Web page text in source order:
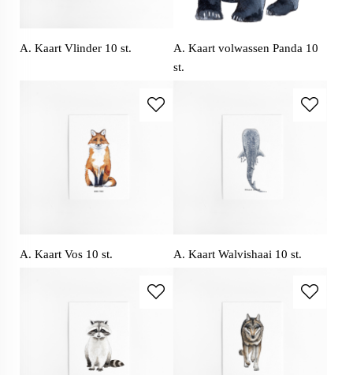
A. Kaart Vlinder 10 st.
A. Kaart volwassen Panda 10
st.
A. Kaart Vos 10 st. A. Kaart Walvishaai 10 st.